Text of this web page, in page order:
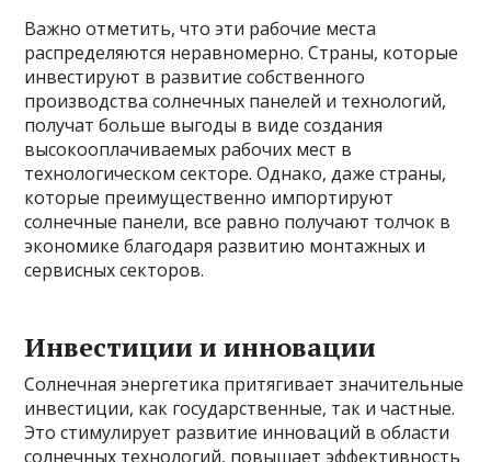
Важно отметить, что эти рабочие места
распределяются неравномерно. Страны, которые
инвестируют в развитие собственного
производства солнечных панелей и технологий,
получат больше выгоды в виде создания
высокооплачиваемых рабочих мест в
технологическом секторе. Однако, даже страны,
которые преимущественно импортируют
солнечные панели, все равно получают толчок в
экономике благодаря развитию монтажных и
сервисных секторов.
Инвестиции и инновации
Солнечная энергетика притягивает значительные
инвестиции, как государственные, так и частные.
Это стимулирует развитие инноваций в области
солнечных технологий, повышает эффективность